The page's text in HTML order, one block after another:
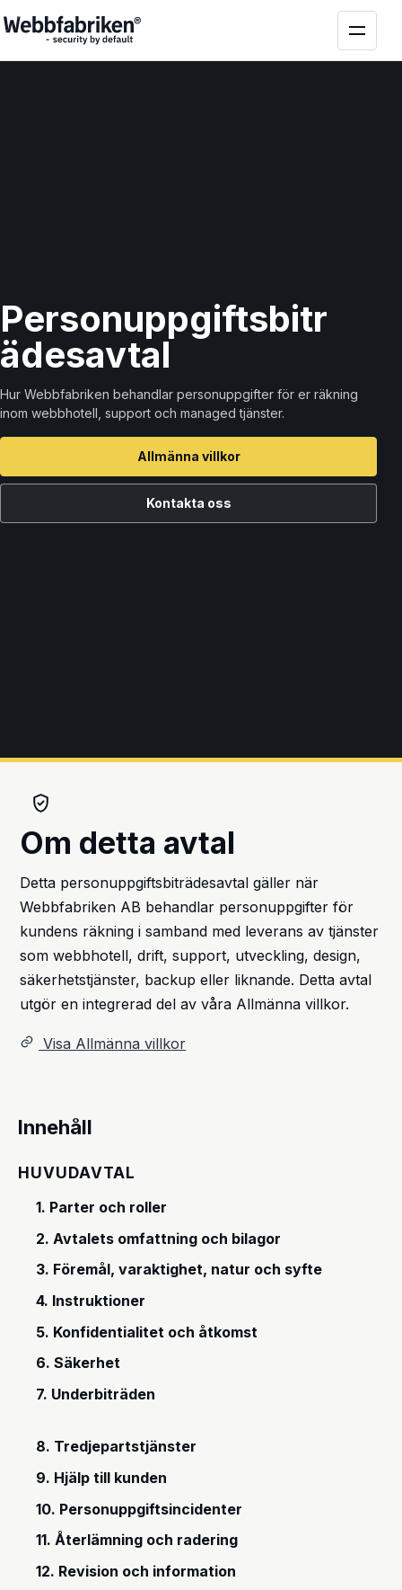
Personuppgiftsbitr
ädesavtal
Hur Webbfabriken behandlar personuppgifter för er räkning
inom webbhotell, support och managed tjänster.
Allmänna villkor
Kontakta oss
Om detta avtal
Detta personuppgiftsbiträdesavtal gäller när
Webbfabriken AB behandlar personuppgifter för
kundens räkning i samband med leverans av tjänster
som webbhotell, drift, support, utveckling, design,
säkerhetstjänster, backup eller liknande. Detta avtal
utgör en integrerad del av våra Allmänna villkor.
Visa Allmänna villkor
Innehåll
HUVUDAVTAL
1. Parter och roller
2. Avtalets omfattning och bilagor
3. Föremål, varaktighet, natur och syfte
4. Instruktioner
5. Konfidentialitet och åtkomst
6. Säkerhet
7. Underbiträden
8. Tredjepartstjänster
9. Hjälp till kunden
10. Personuppgiftsincidenter
11. Återlämning och radering
12. Revision och information